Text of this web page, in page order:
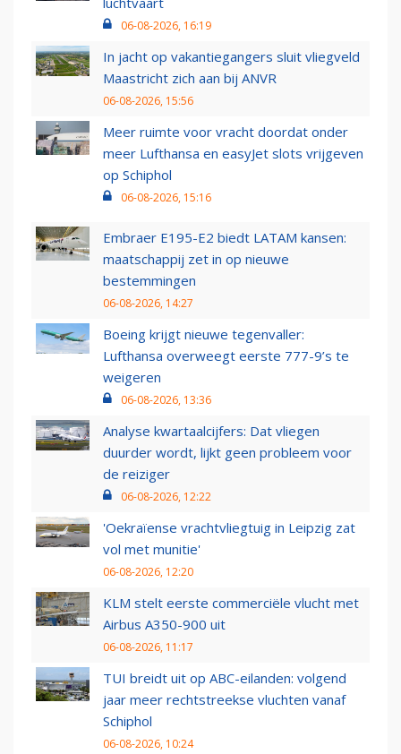
06-08-2026, 16:19
In jacht op vakantiegangers sluit vliegveld
Maastricht zich aan bij ANVR
06-08-2026, 15:56
Meer ruimte voor vracht doordat onder
meer Lufthansa en easyJet slots vrijgeven
op Schiphol
06-08-2026, 15:16
Embraer E195-E2 biedt LATAM kansen:
maatschappij zet in op nieuwe
bestemmingen
06-08-2026, 14:27
Boeing krijgt nieuwe tegenvaller:
Lufthansa overweegt eerste 777-9’s te
weigeren
06-08-2026, 13:36
Analyse kwartaalcijfers: Dat vliegen
duurder wordt, lijkt geen probleem voor
de reiziger
06-08-2026, 12:22
'Oekraïense vrachtvliegtuig in Leipzig zat
vol met munitie'
06-08-2026, 12:20
KLM stelt eerste commerciële vlucht met
Airbus A350-900 uit
06-08-2026, 11:17
TUI breidt uit op ABC-eilanden: volgend
jaar meer rechtstreekse vluchten vanaf
Schiphol
06-08-2026, 10:24